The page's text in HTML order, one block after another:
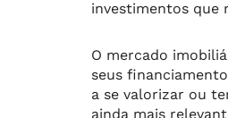
investimentos que
O mercado
seus
a se valorizar ou
ainda mais